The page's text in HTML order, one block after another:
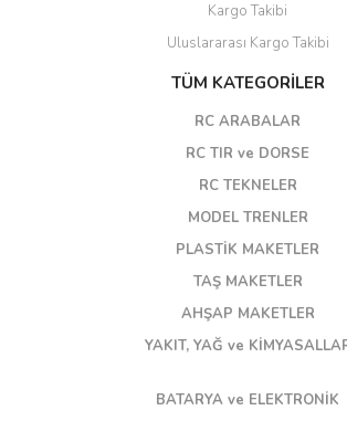
Kargo Takibi
Uluslararası Kargo Takibi
TÜM KATEGORİLER
RC ARABALAR
RC TIR ve DORSE
RC TEKNELER
MODEL TRENLER
PLASTİK MAKETLER
TAŞ MAKETLER
AHŞAP MAKETLER
YAKIT, YAĞ ve
BATARYA ve ELEKTRONİK